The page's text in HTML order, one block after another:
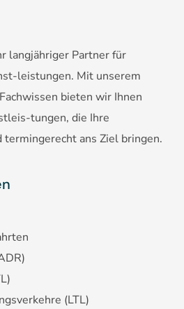
langjähriger Partner für
leistungen. Mit unserem
bieten wir Ihnen
tungen, die Ihre
termingerecht ans Ziel bringen.
(LTL)